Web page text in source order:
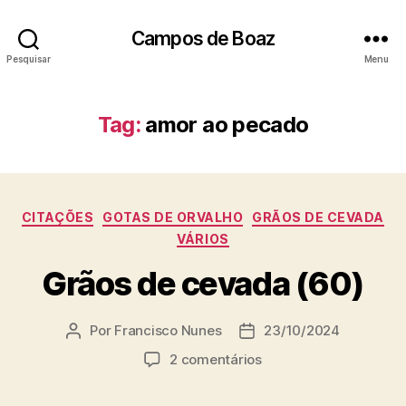
Pesquisar
Campos de Boaz
Menu
Tag: amor ao pecado
C
a
t
e
g
r
i
CITAÇÕES GOTAS DE ORVALHO
GRÃOS DE CEVADA
VÁRIOS
Grãos de cevada (60)
A Por Francisco Nunes
D
a
23/10/2024
2 comentáriose